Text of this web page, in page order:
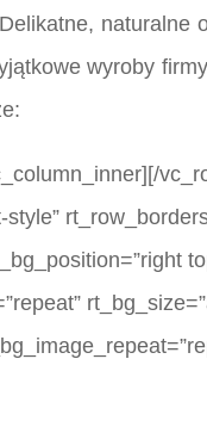
naturalne
wyroby